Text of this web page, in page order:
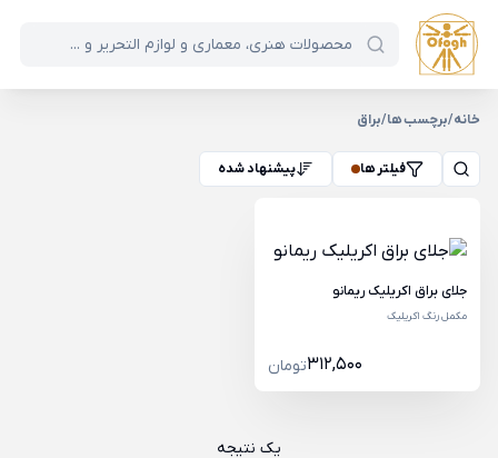
خانه/برچسب ها/براق
فیلتر ها پیشنهاد شده
جلای براق اکریلیک ریمانو
مکمل رنگ اکریلیک
312,500تومان
یک نتیجه